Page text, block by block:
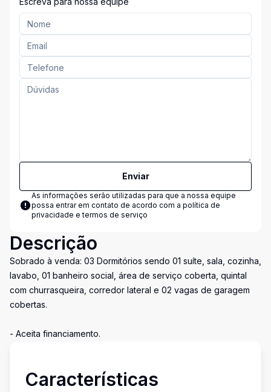
Enviar
As informações serão utilizadas para que a nossa equipe
possa entrar em contato de acordo com a política de
privacidade e termos de serviço
Descrição
Sobrado à venda: 03 Dormitórios sendo 01 suíte, sala, cozinha,
lavabo, 01 banheiro social, área de serviço coberta, quintal
com churrasqueira, corredor lateral e 02 vagas de garagem
cobertas.
- Aceita financiamento.
Características